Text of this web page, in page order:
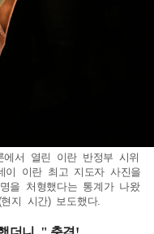
에서 열린 이란 반정부 시위
이 이란 최고 지도자 사진을
을 처형했다는 통계가 나왔
지 시간) 보도했다.